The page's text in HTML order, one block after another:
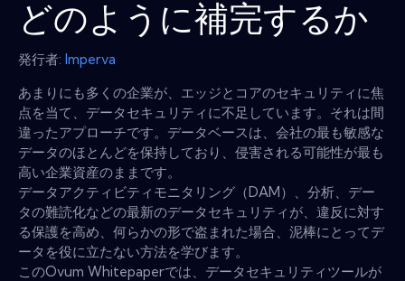
どのように補完するか
発行者: Imperva
あまりにも多くの企業が、エッジとコアのセキュリティに焦
点を当て、データセキュリティに不足しています。それは間
違ったアプローチです。データベースは、会社の最も敏感な
データのほとんどを保持しており、侵害される可能性が最も
高い企業資産のままです。
データアクティビティモニタリング（DAM）、分析、デー
タの難読化などの最新のデータセキュリティが、違反に対す
る保護を高め、何らかの形で盗まれた場合、泥棒にとってデ
ータを役に立たない方法を学びます。
このOvum Whitepaperでは、データセキュリティツールが